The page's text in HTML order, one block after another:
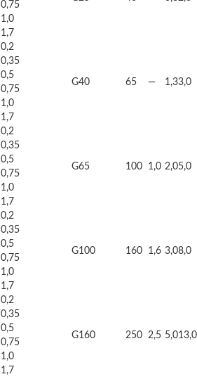
0,75
1,0
1,7
0,2
G40 65 — 1,33,0
0,35
0,5
0,75
1,0
1,7
0,2
G65 100 1,0 2,05,0
0,35
0,5
0,75
1,0
1,7
0,2
G100 160 1,6 3,08,0
0,35
0,5
0,75
1,0
1,7
0,2
G160 250 2,5 5,013,0
0,35
0,5
0,75
1,0
1,7